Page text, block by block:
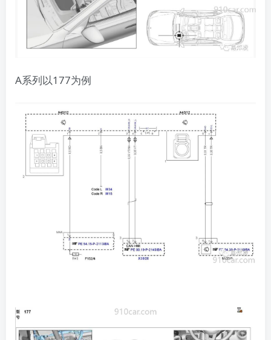
A系列以177为例